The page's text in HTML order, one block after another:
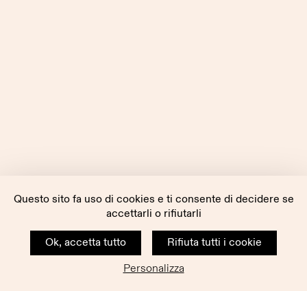
Questo sito fa uso di cookies e ti consente di decidere se
accettarli o rifiutarli
Ok, accetta tutto
Rifiuta tutti i cookie
Personalizza